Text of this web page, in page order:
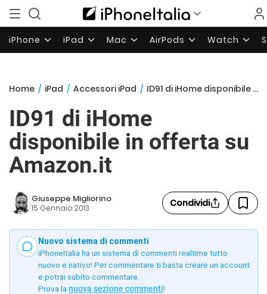
iPhone iPad Mac AirPods Watch
Home / iPad / Accessori iPad / ID91 di iHome disponibile in offerta su Amazon.it
ID91 di iHome
disponibile in offerta su
Amazon.it
Giuseppe Migliorino
15 Gennaio 2013 Condividi
Nuovo sistema di commenti
iPhoneItalia ha un sistema di commenti realtime tutto
nuovo e nativo! Per commentare ti basta creare un account
e potrai subito commentare.
Prova la nuova sezione commenti!